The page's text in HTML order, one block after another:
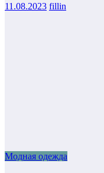
11.08.2023 fillin
Модная одежда